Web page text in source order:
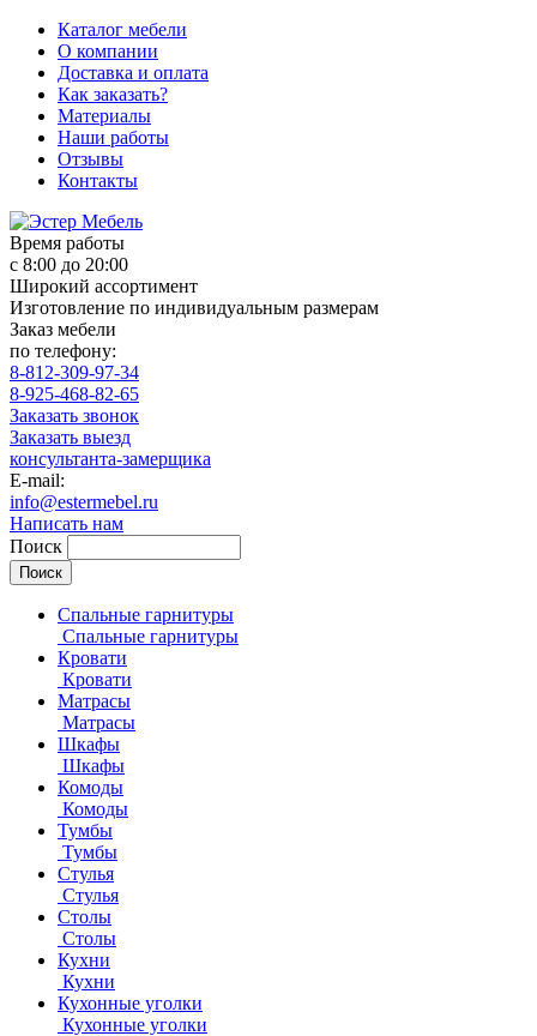
Каталог мебели
О компании
Доставка и оплата
Как заказать?
Материалы
Наши работы
Отзывы
Контакты
Время работы
с 8:00 до 20:00
Широкий ассортимент
Изготовление по индивидуальным размерам
Заказ мебели
по телефону:
8-812-309-97-34
8-925-468-82-65
Заказать звонок
Заказать выезд
консультанта-замерщика
E-mail:
info@estermebel.ru
Написать нам
Поиск
Спальные гарнитуры
Спальные гарнитуры
Кровати
Кровати
Матрасы
Матрасы
Шкафы
Шкафы
Комоды
Комоды
Тумбы
Тумбы
Стулья
Стулья
Столы
Столы
Кухни
Кухни
Кухонные уголки
Кухонные уголки